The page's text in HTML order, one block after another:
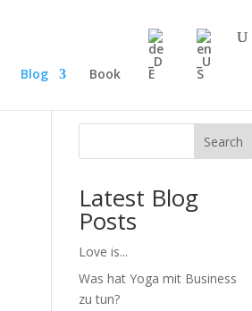
Blog Book
Search
Latest Blog
Posts
Love is...
Was hat Yoga mit Business
zu tun?